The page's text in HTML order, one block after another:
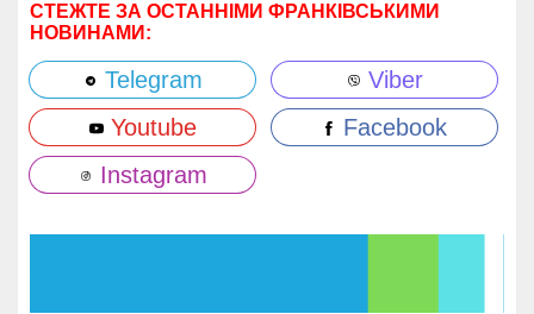
СТЕЖТЕ ЗА ОСТАННІМИ ФРАНКІВСЬКИМИ
НОВИНАМИ:
Telegram
Viber
Youtube
Facebook
Instagram